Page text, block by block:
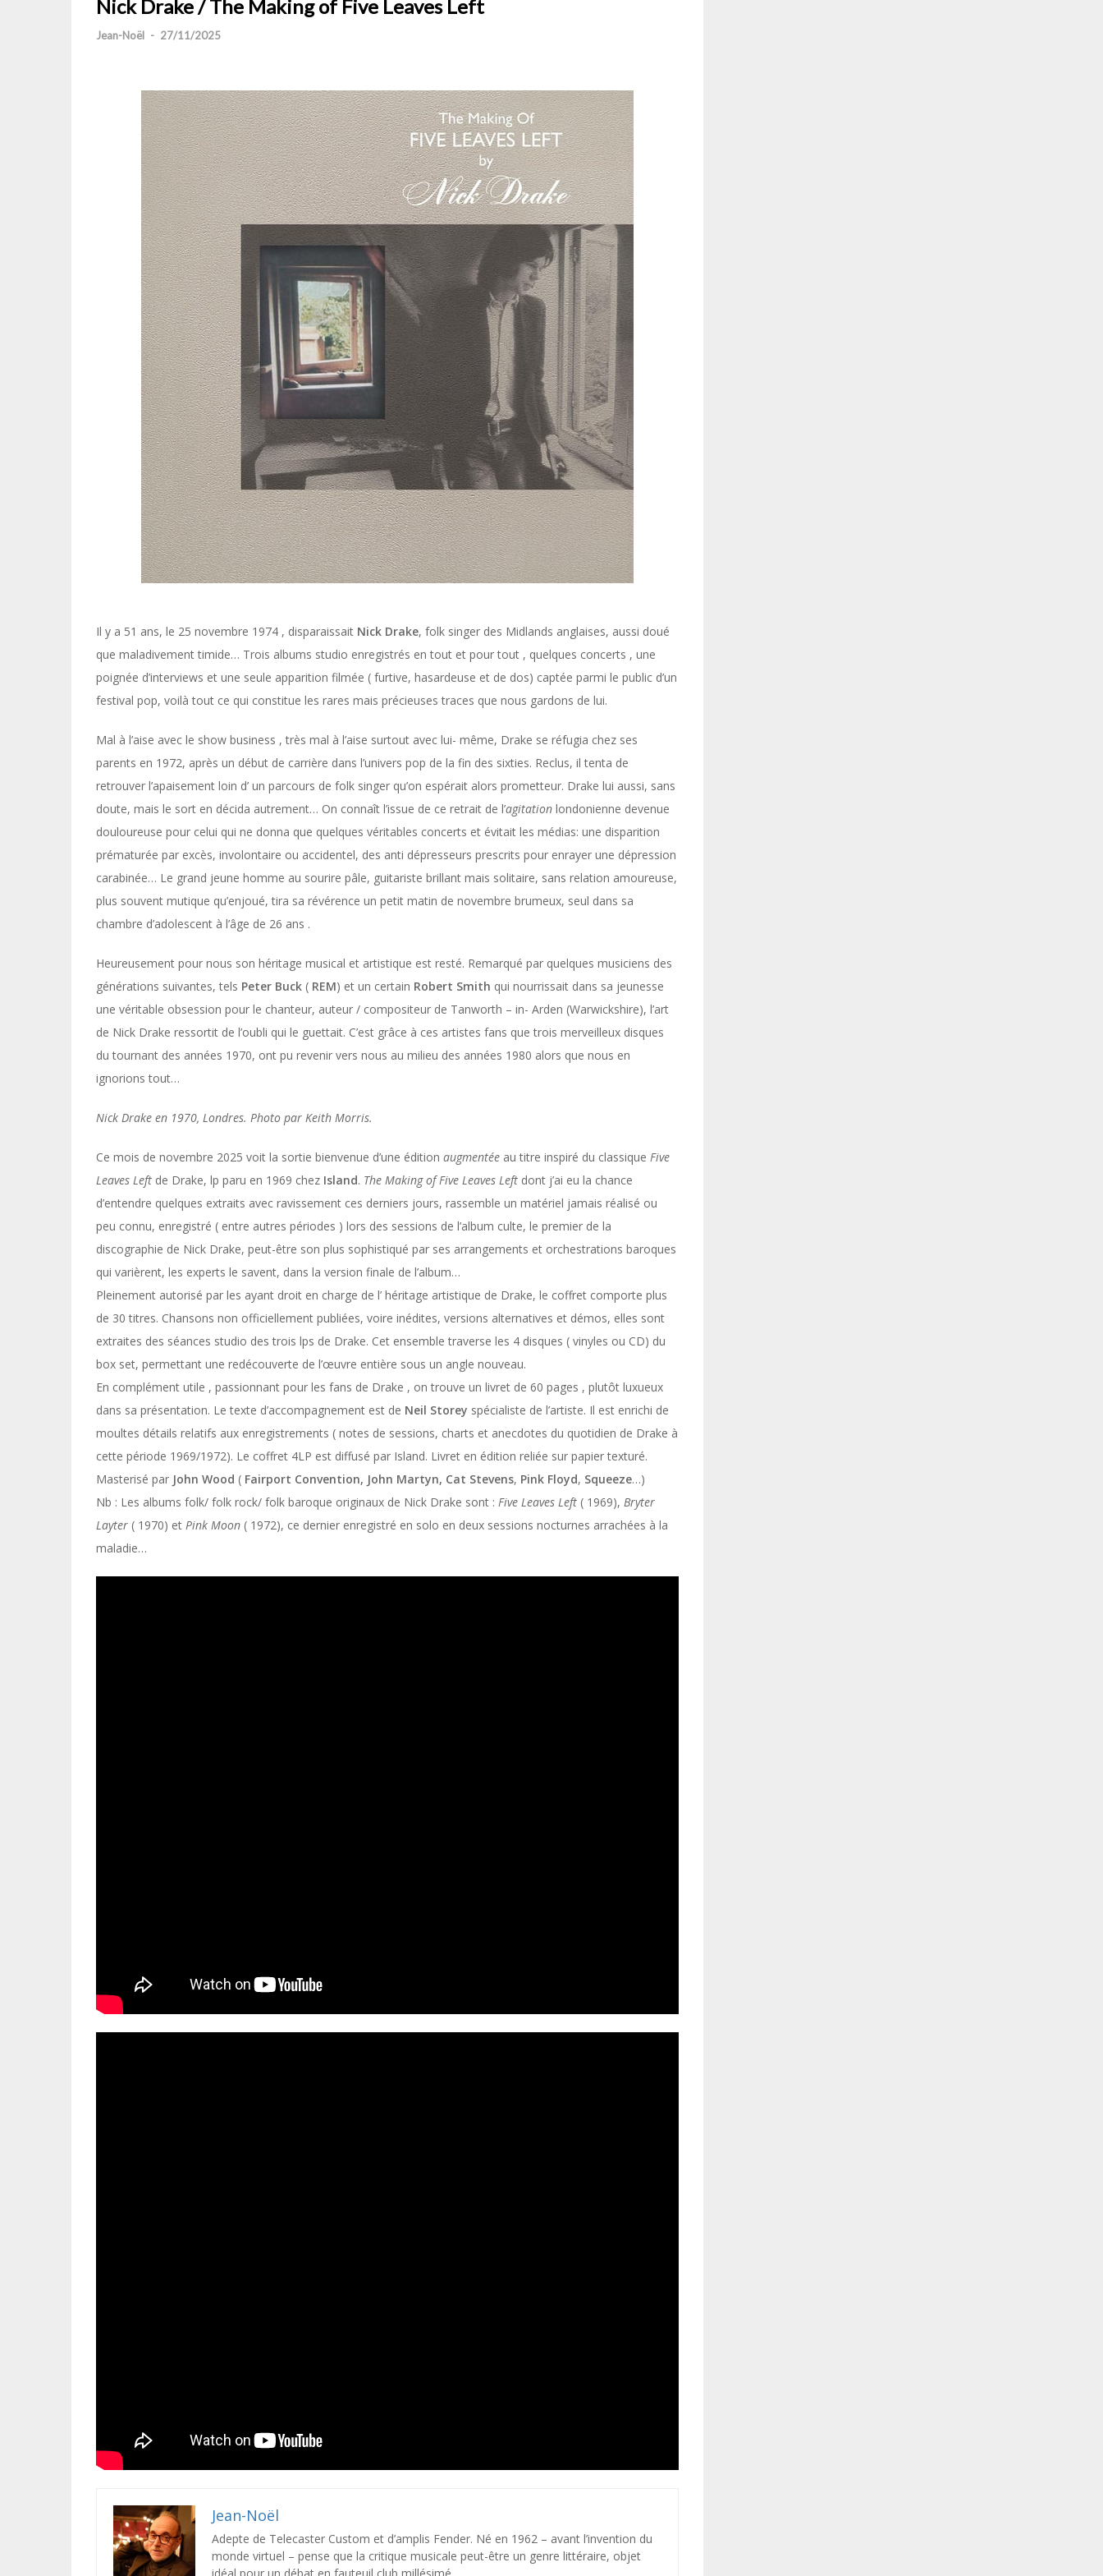
Nick Drake / The Making of Five Leaves Left
Jean-Noël - 27/11/2025
Il y a 51 ans, le 25 novembre 1974 , disparaissait Nick Drake, folk singer des Midlands anglaises, aussi doué
que maladivement timide… Trois albums studio enregistrés en tout et pour tout , quelques concerts , une
poignée d’interviews et une seule apparition filmée ( furtive, hasardeuse et de dos) captée parmi le public d’un
festival pop, voilà tout ce qui constitue les rares mais précieuses traces que nous gardons de lui.
Mal à l’aise avec le show business , très mal à l’aise surtout avec lui- même, Drake se réfugia chez ses
parents en 1972, après un début de carrière dans l’univers pop de la fin des sixties. Reclus, il tenta de
retrouver l’apaisement loin d’ un parcours de folk singer qu’on espérait alors prometteur. Drake lui aussi, sans
doute, mais le sort en décida autrement… On connaît l’issue de ce retrait de l’agitation londonienne devenue
douloureuse pour celui qui ne donna que quelques véritables concerts et évitait les médias: une disparition
prématurée par excès, involontaire ou accidentel, des anti dépresseurs prescrits pour enrayer une dépression
carabinée… Le grand jeune homme au sourire pâle, guitariste brillant mais solitaire, sans relation amoureuse,
plus souvent mutique qu’enjoué, tira sa révérence un petit matin de novembre brumeux, seul dans sa
chambre d’adolescent à l’âge de 26 ans .
Heureusement pour nous son héritage musical et artistique est resté. Remarqué par quelques musiciens des
générations suivantes, tels Peter Buck ( REM) et un certain Robert Smith qui nourrissait dans sa jeunesse
une véritable obsession pour le chanteur, auteur / compositeur de Tanworth – in- Arden (Warwickshire), l’art
de Nick Drake ressortit de l’oubli qui le guettait. C’est grâce à ces artistes fans que trois merveilleux disques
du tournant des années 1970, ont pu revenir vers nous au milieu des années 1980 alors que nous en
ignorions tout…
Nick Drake en 1970, Londres. Photo par Keith Morris.
Ce mois de novembre 2025 voit la sortie bienvenue d’une édition augmentée au titre inspiré du classique Five
Leaves Left de Drake, lp paru en 1969 chez Island. The Making of Five Leaves Left dont j’ai eu la chance
d’entendre quelques extraits avec ravissement ces derniers jours, rassemble un matériel jamais réalisé ou
peu connu, enregistré ( entre autres périodes ) lors des sessions de l’album culte, le premier de la
discographie de Nick Drake, peut-être son plus sophistiqué par ses arrangements et orchestrations baroques
qui varièrent, les experts le savent, dans la version finale de l’album…
Pleinement autorisé par les ayant droit en charge de l’ héritage artistique de Drake, le coffret comporte plus
de 30 titres. Chansons non officiellement publiées, voire inédites, versions alternatives et démos, elles sont
extraites des séances studio des trois lps de Drake. Cet ensemble traverse les 4 disques ( vinyles ou CD) du
box set, permettant une redécouverte de l’œuvre entière sous un angle nouveau.
En complément utile , passionnant pour les fans de Drake , on trouve un livret de 60 pages , plutôt luxueux
dans sa présentation. Le texte d’accompagnement est de Neil Storey spécialiste de l’artiste. Il est enrichi de
moultes détails relatifs aux enregistrements ( notes de sessions, charts et anecdotes du quotidien de Drake à
cette période 1969/1972). Le coffret 4LP est diffusé par Island. Livret en édition reliée sur papier texturé.
Masterisé par John Wood ( Fairport Convention, John Martyn, Cat Stevens, Pink Floyd, Squeeze…)
Nb : Les albums folk/ folk rock/ folk baroque originaux de Nick Drake sont : Five Leaves Left ( 1969), Bryter
Layter ( 1970) et Pink Moon ( 1972), ce dernier enregistré en solo en deux sessions nocturnes arrachées à la
maladie…
Jean-Noël
Adepte de Telecaster Custom et d’amplis Fender. Né en 1962 – avant l’invention du
monde virtuel – pense que la critique musicale peut-être un genre littéraire, objet